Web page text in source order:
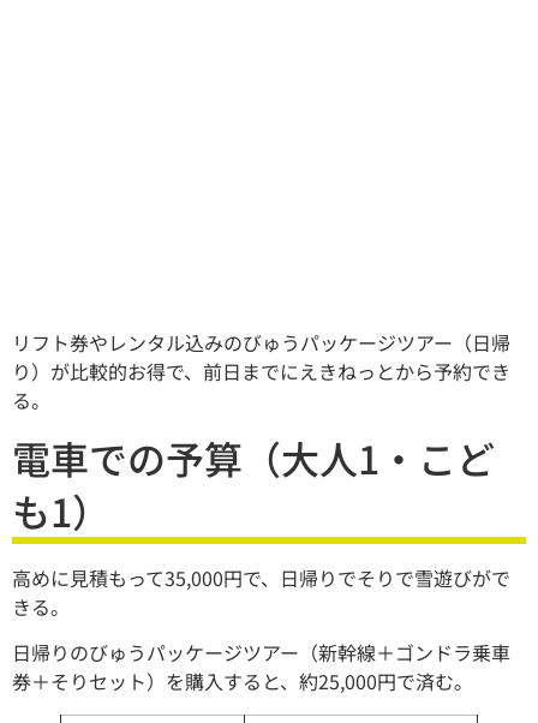
リフト券やレンタル込みのびゅうパッケージツアー（日帰
り）が比較的お得で、前日までにえきねっとから予約でき
る。
電車での予算（大人1・こど
も1）
高めに見積もって35,000円で、日帰りでそりで雪遊びがで
きる。
日帰りのびゅうパッケージツアー（新幹線＋ゴンドラ乗車
券＋そりセット）を購入すると、約25,000円で済む。